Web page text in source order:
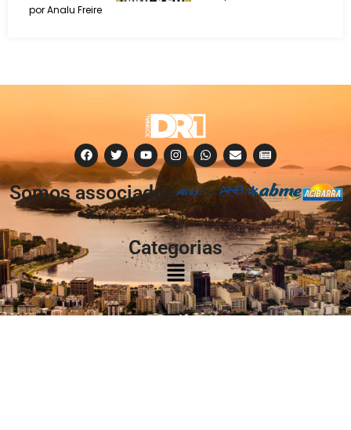
por Analu Freire
Somos associados
à:
Categorias